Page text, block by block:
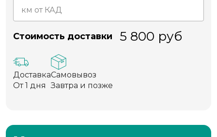
Стоимость доставки 5 800 руб
Доставка
От 1 дня
Самовывоз
Завтра и позже